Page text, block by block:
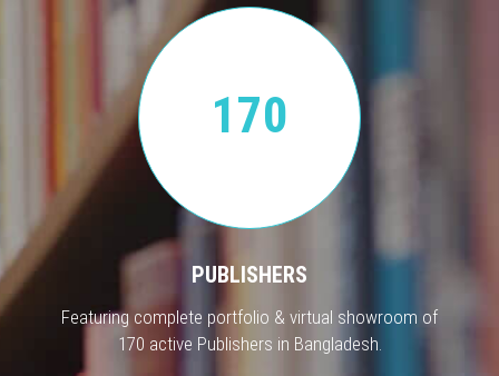
170
PUBLISHERS
Featuring complete portfolio & virtual showroom of
170 active Publishers in Bangladesh.